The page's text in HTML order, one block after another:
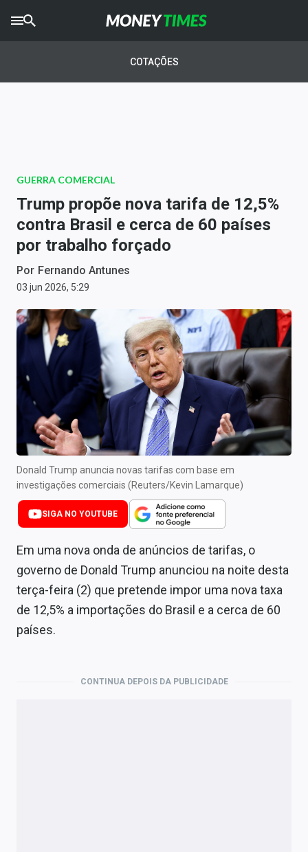
AGROTIMES
Newsletters
Money Trader
Anuncie
Últimas Notícias
Newsletters
Cotações
Comprar ou vender?
Carteiras Recomendadas
Central de Dividendos
Central de Fundos Imobiliários
Central dos IPOs
Renda Fixa
Mercados
Economia
COTAÇÕES
GUERRA COMERCIAL
Trump propõe nova tarifa de 12,5%
contra Brasil e cerca de 60 países
por trabalho forçado
Por Fernando Antunes
03 jun 2026, 5:29
Donald Trump anuncia novas tarifas com base em
investigações comerciais (Reuters/Kevin Lamarque)
SIGA NO YOUTUBE
Em uma nova onda de anúncios de tarifas, o
governo de Donald Trump anunciou na noite desta
terça-feira (2) que pretende impor uma nova taxa
de 12,5% a importações do Brasil e a cerca de 60
países.
CONTINUA DEPOIS DA PUBLICIDADE